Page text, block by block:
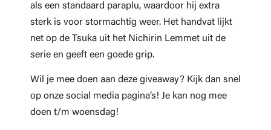
als een standaard paraplu, waardoor hij extra
sterk is voor stormachtig weer. Het handvat lijkt
net op de Tsuka uit het Nichirin Lemmet uit de
serie en geeft een goede grip.
Wil je mee doen aan deze giveaway? Kijk dan snel
op onze social media pagina’s! Je kan nog mee
doen t/m woensdag!